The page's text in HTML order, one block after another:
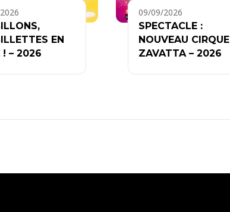
EN
! – 2026
09/09/2026
SPECTACLE :
NOUVEAU CIRQUE
ZAVATTA – 2026